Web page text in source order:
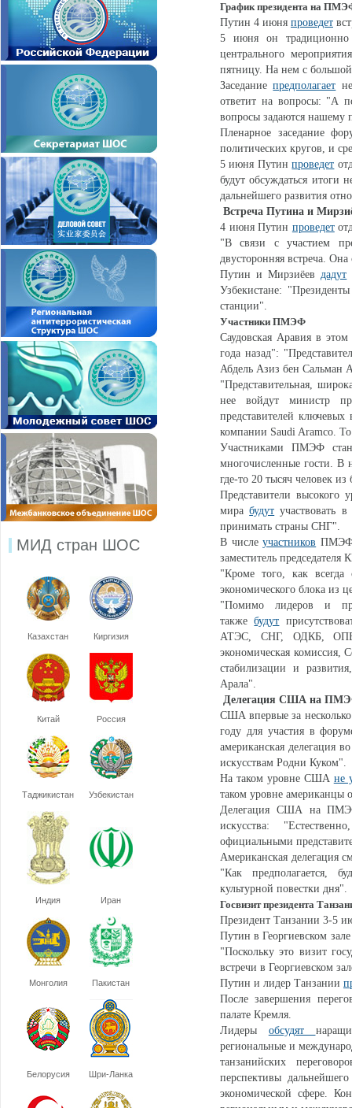
МИД стран ШОС
Казахстан Киргизия
Китай Россия
Таджикистан Узбекистан
Индия Иран
Монголия Пакистан
Белорусия Шри-Ланка
График президента на
Путин 4 июня проведет
5 июня он традиционно
центрального
пятницу. На нем с
Заседаниепредполагает
ответит на вопросы: "А
вопросы задаются нашему
Пленарное заседание
политических кругов, и
5 июня Путинпроведет
будут обсуждаться итоги
дальнейшего развития
Встреча Путина и
4 июня Путин проведет
"В связи с участием
двусторонняя встреча.
Путин и Мирзиёевдадут
Узбекистане:
станции".
Участники ПМЭФ
Саудовская Аравия в
года назад":
Абдель Азиз бен Сальман
"Представительная,
нее войдут министр
представителей ключевых
компании Saudi Aramco.
Участниками ПМЭФ
многочисленные гости. В
где-то 20 тысяч человек
Представители высокого
мирабудут участвовать
принимать страны СНГ".
В числеучастников ПМЭФ
заместитель
"Кроме того, как всегда
экономического блока из
"Помимо лидеров и
такжебудут
АТЭС, СНГ, ОДКБ,
экономическая комиссия,
стабилизации и
Арала".
Делегация США на
США впервые за
году для участия в
американская делегация
искусствам Родни Куком".
На таком уровне США не
таком уровне американцы
Делегация США на ПМЭФ
искусства:
официальными
Американская делегация
"Как предполагается,
культурной повестки дня".
Госвизит президента
Президент Танзании 3-5
Путин в Георгиевском
"Поскольку это визит
встречи в Георгиевском
Путин и лидер Танзании
После завершения
палате Кремля.
Лидеры обсудят
региональные и
танзанийских
перспективы
экономической сфере.